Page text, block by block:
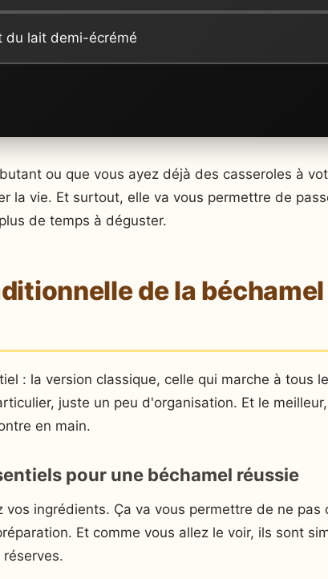
du lait demi-écrémé
ou que vous ayez déjà des casseroles à
la vie. Et surtout, elle va vous permettre de
de temps à déguster.
de la béchamel
: la version classique, celle qui marche à tous
juste un peu d'organisation. Et le
en main.
pour une béchamel réussie
ingrédients. Ça va vous permettre de ne pas
Et comme vous allez le voir, ils sont